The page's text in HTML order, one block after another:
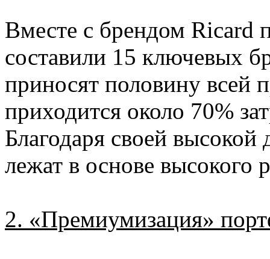
Вместе с брендом Ricard
составили 15 ключевых
приносят половину всей
приходится около 70%
Благодаря своей
лежат в основе высокого
2. «Премиумизация»